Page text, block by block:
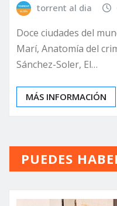
torrent al dia
Doce ciudades del
Marí, Anatomía del
Sánchez-Soler, El…
MÁS INFORMACIÓN
PUEDES